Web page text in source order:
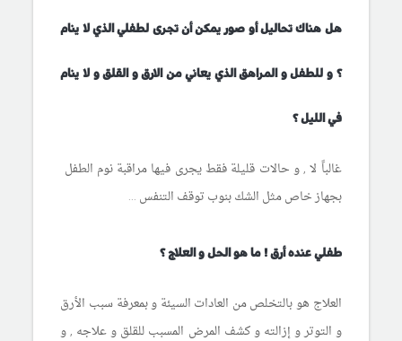
هل هناك تحاليل أو صور يمكن أن تجرى لطفلي الذي لا ينام
؟ و للطفل و المراهق الذي يعاني من الارق و القلق و لا ينام
في الليل ؟
غالباً لا , و حالات قليلة فقط يجرى فيها مراقبة نوم الطفل
بجهاز خاص مثل الشك بنوب توقف التنفس ...
طفلي عنده أرق ! ما هو الحل و العلاج ؟
العلاج هو بالتخلص من العادات السيئة و بمعرفة سبب الأرق
و التوتر و إزالته و كشف المرض المسبب للقلق و علاجه , و